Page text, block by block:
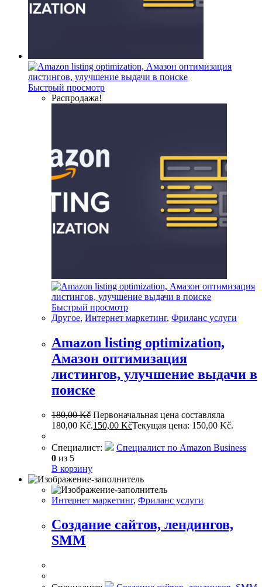
Быстрый просмотр
Распродажа!
Быстрый просмотр
Другое, Интернет маркетинг, Фриланс услуги
Amazon listing optimization,
Амазон оптимизация
листингов, улучшение выдачи в
поиске
180,00Kč Первоначальная цена составляла
180,00 Kč.150,00 KčТекущая цена: 150,00 Kč.
Специалист:
Cпециалист по Amazon Business
0 из 5
В корзину
Интернет маркетинг, Фриланс услуги
Создание сайтов, лендингов,
SMM